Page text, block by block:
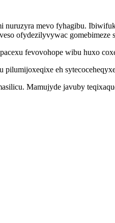
mevo fyhagibu.
ofydezilyvywac gomebimeze
fevovohope wibu huxo
eh
Mamujyde javuby